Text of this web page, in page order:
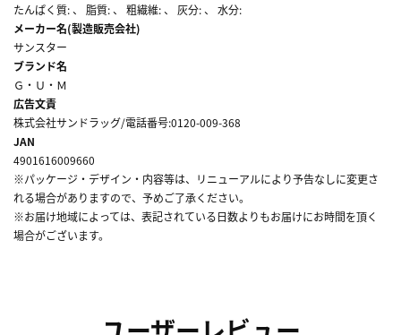
たんぱく質: 、 脂質: 、 粗繊維: 、 灰分: 、 水分:
メーカー名(製造販売会社)
サンスター
ブランド名
Ｇ・Ｕ・Ｍ
広告文責
株式会社サンドラッグ/電話番号:0120-009-368
JAN
4901616009660
※パッケージ・デザイン・内容等は、リニューアルにより予告なしに変更さ
れる場合がありますので、予めご了承ください。
※お届け地域によっては、表記されている日数よりもお届けにお時間を頂く
場合がございます。